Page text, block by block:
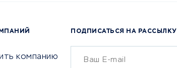
Бухгалтерия онлайн
Онлайн-кассы
SERM
компанию
ПОДПИСАТЬСЯ НА РАССЫЛКУ